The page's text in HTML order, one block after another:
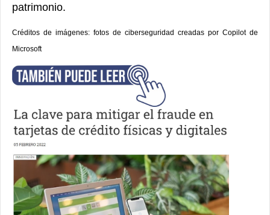
patrimonio.
Créditos de imágenes: fotos de ciberseguridad creadas por Copilot de
Microsoft